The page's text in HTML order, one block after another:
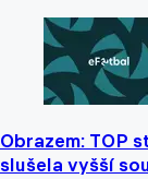
Obrazem: TOP
slušela vyšší